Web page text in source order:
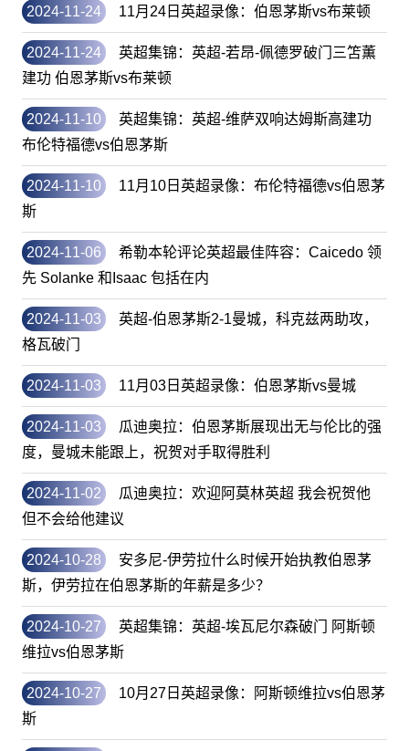
2024-11-24 11月24日英超录像：伯恩茅斯vs布莱顿
2024-11-24
英超集锦：英超-若昂-佩德罗破门三笘薫
建功 伯恩茅斯vs布莱顿
2024-11-10
英超集锦：英超-维萨双响达姆斯高建功
布伦特福德vs伯恩茅斯
2024-11-10
11月10日英超录像：布伦特福德vs伯恩茅
斯
2024-11-06
希勒本轮评论英超最佳阵容：Caicedo 领
先 Solanke 和Isaac 包括在内
2024-11-03
英超-伯恩茅斯2-1曼城，科克兹两助攻，
格瓦破门
2024-11-03 11月03日英超录像：伯恩茅斯vs曼城
2024-11-03
瓜迪奥拉：伯恩茅斯展现出无与伦比的强
度，曼城未能跟上，祝贺对手取得胜利
2024-11-02
瓜迪奥拉：欢迎阿莫林英超 我会祝贺他
但不会给他建议
2024-10-28
安多尼-伊劳拉什么时候开始执教伯恩茅
斯，伊劳拉在伯恩茅斯的年薪是多少？
2024-10-27
英超集锦：英超-埃瓦尼尔森破门 阿斯顿
维拉vs伯恩茅斯
2024-10-27
10月27日英超录像：阿斯顿维拉vs伯恩茅
斯